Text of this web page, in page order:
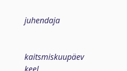
juhendaja
kaitsmiskuupäev